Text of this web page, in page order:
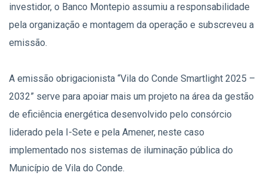
investidor, o Banco Montepio assumiu a responsabilidade
pela organização e montagem da operação e subscreveu a
emissão.
A emissão obrigacionista “Vila do Conde Smartlight 2025 –
2032” serve para apoiar mais um projeto na área da gestão
de eficiência energética desenvolvido pelo consórcio
liderado pela I-Sete e pela Amener, neste caso
implementado nos sistemas de iluminação pública do
Município de Vila do Conde.